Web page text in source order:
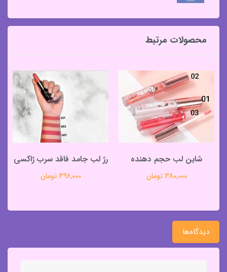
محصولات مرتبط
شاین لب حجم دهنده
380,000 تومان
رژ لب جامد فاقد سرب ژاکسی
396,000 تومان
دیدگاه‌ها